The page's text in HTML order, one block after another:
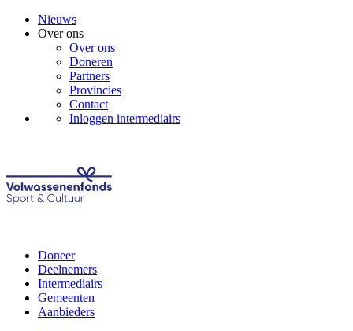
Nieuws
Over ons
Over ons
Doneren
Partners
Provincies
Contact
Inloggen intermediairs
Doneer
Deelnemers
Intermediairs
Gemeenten
Aanbieders